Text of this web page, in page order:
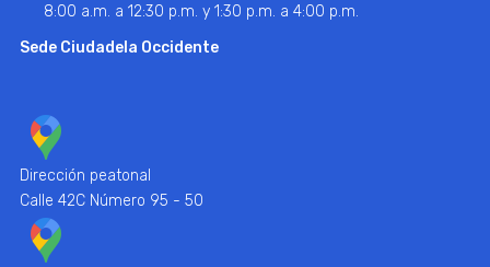
8:00 a.m. a 12:30 p.m. y 1:30 p.m. a 4:00 p.m.
Sede Ciudadela Occidente
Dirección peatonal
Calle 42C Número 95 - 50